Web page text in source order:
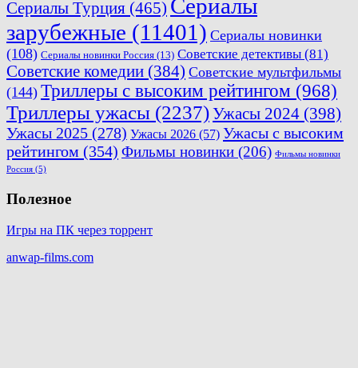
Сериалы Турция (465) Сериалы
зарубежные (11401) Сериалы новинки
(108) Сериалы новинки Россия (13) Советские детективы (81)
Советские комедии (384) Советские мультфильмы
(144) Триллеры с высоким рейтингом (968)
Триллеры ужасы (2237)Ужасы 2024 (398)
Ужасы 2025 (278) Ужасы 2026 (57) Ужасы с высоким
рейтингом (354) Фильмы новинки (206) Фильмы новинки
Россия (5)
Полезное
Игры на ПК через торрент
anwap-films.com